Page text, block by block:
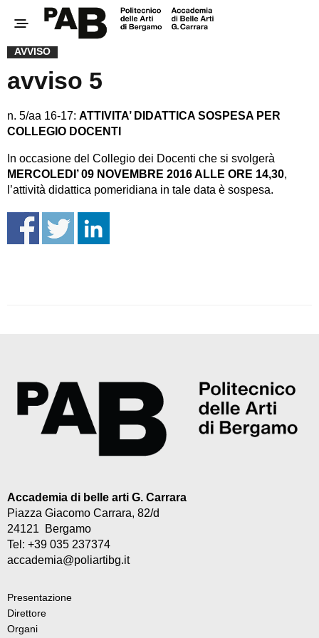
AVVISO
avviso 5
n. 5/aa 16-17: ATTIVITA’ DIDATTICA SOSPESA PER
COLLEGIO DOCENTI
In occasione del Collegio dei Docenti che si svolgerà
MERCOLEDI’ 09 NOVEMBRE 2016 ALLE ORE 14,30,
l’attività didattica pomeridiana in tale data è sospesa.
Accademia di belle arti G. Carrara
Piazza Giacomo Carrara, 82/d
24121 Bergamo
Tel: +39 035 237374
accademia@poliartibg.it
Presentazione
Direttore
Organi